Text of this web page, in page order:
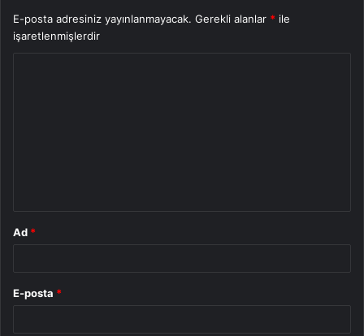
E-posta adresiniz yayınlanmayacak. Gerekli alanlar * ile
işaretlenmişlerdir
Ad *
E-posta *